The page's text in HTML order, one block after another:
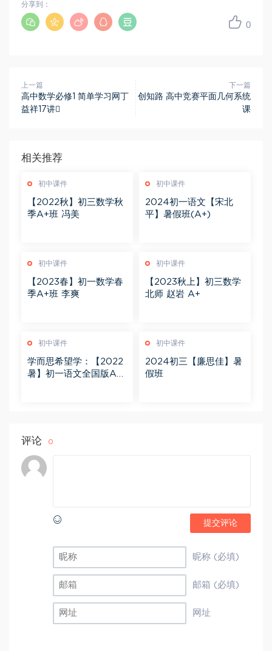
0
分享到：
上一篇
高中数学必修1 简单学习网丁
益祥17讲
下一篇
创知路 高中竞赛平面几何系统
课
相关推荐
初中课件
【2022秋】初三数学秋
季A+班 冯美
初中课件
2024初一语文【宋北
平】暑假班(A+)
初中课件
【2023春】初一数学春
季A+班 李爽
初中课件
【2023秋上】初三数学
北师 赵岩 A+
初中课件
学而思希望学：【2022
暑】初一语文全国版A+
初中课件
2024初三【廉思佳】暑
假班
评论 0
提交评论
昵称 (必填)
邮箱 (必填)
网址